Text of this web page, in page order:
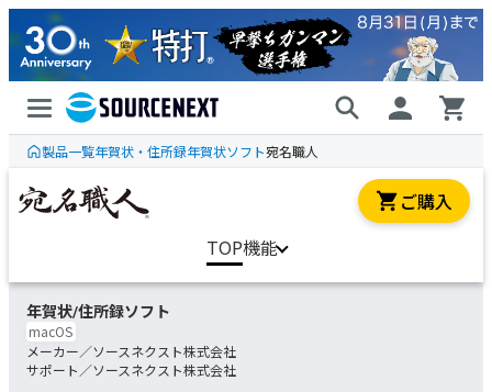
製品一覧年賀状・住所録年賀状ソフト宛名職人
TOP機能
ご購入
年賀状/住所録ソフト
macOS
ソースネクスト株式会社
ソースネクスト株式会社